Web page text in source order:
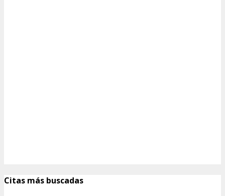
Citas más buscadas